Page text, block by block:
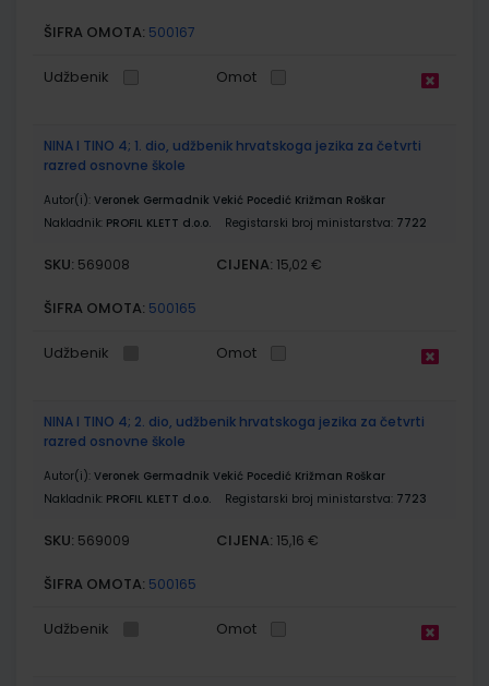
ŠIFRA OMOTA: 500167
Udžbenik Omot
NINA I TINO 4; 1. dio, udžbenik hrvatskoga jezika za četvrti
razred osnovne škole
Autor(i): Veronek Germadnik Vekić Pocedić Križman Roškar
Nakladnik: PROFIL KLETT d.o.o. Registarski broj ministarstva: 7722
SKU: 569008 CIJENA: 15,02 €
ŠIFRA OMOTA: 500165
Udžbenik Omot
NINA I TINO 4; 2. dio, udžbenik hrvatskoga jezika za četvrti
razred osnovne škole
Autor(i): Veronek Germadnik Vekić Pocedić Križman Roškar
Nakladnik: PROFIL KLETT d.o.o. Registarski broj ministarstva: 7723
SKU: 569009 CIJENA: 15,16 €
ŠIFRA OMOTA: 500165
Udžbenik Omot